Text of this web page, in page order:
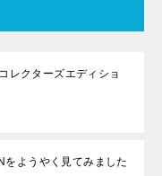
レクターズエディショ
をようやく見てみました